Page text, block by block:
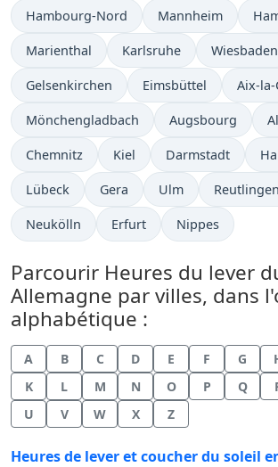
Hambourg-Nord Mannheim
Marienthal Karlsruhe Wiesbaden
Gelsenkirchen Eimsbüttel Aix-
Mönchengladbach Augsbourg
Chemnitz Kiel Darmstadt
Lübeck Gera Ulm Reutlingen
Neukölln Erfurt Nippes
Parcourir Heures du lever
Allemagne par villes, dans
alphabétique :
A B C D E F G
K
L M N O P Q
U
V W X Z
Heures de lever et coucher du soleil